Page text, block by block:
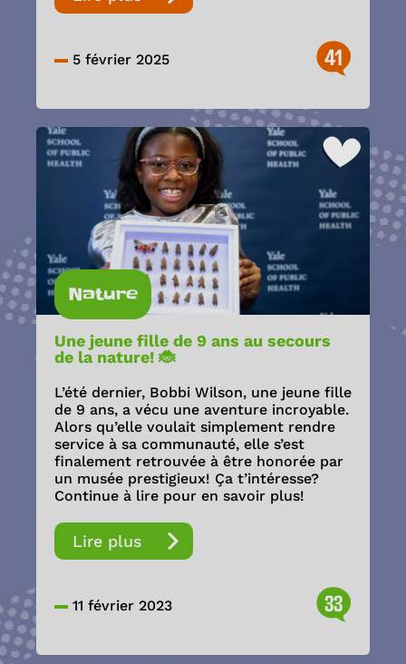
5 février 2025 41
Nature
Une jeune fille de 9 ans au secours
de la nature! 🐞
L’été dernier, Bobbi Wilson, une jeune fille
de 9 ans, a vécu une aventure incroyable.
Alors qu’elle voulait simplement rendre
service à sa communauté, elle s’est
finalement retrouvée à être honorée par
un musée prestigieux! Ça t’intéresse?
Continue à lire pour en savoir plus!
Lire plus
11 février 2023 33